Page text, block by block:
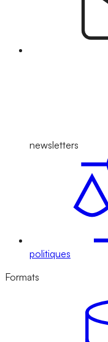
newsletters
politiques
Formats